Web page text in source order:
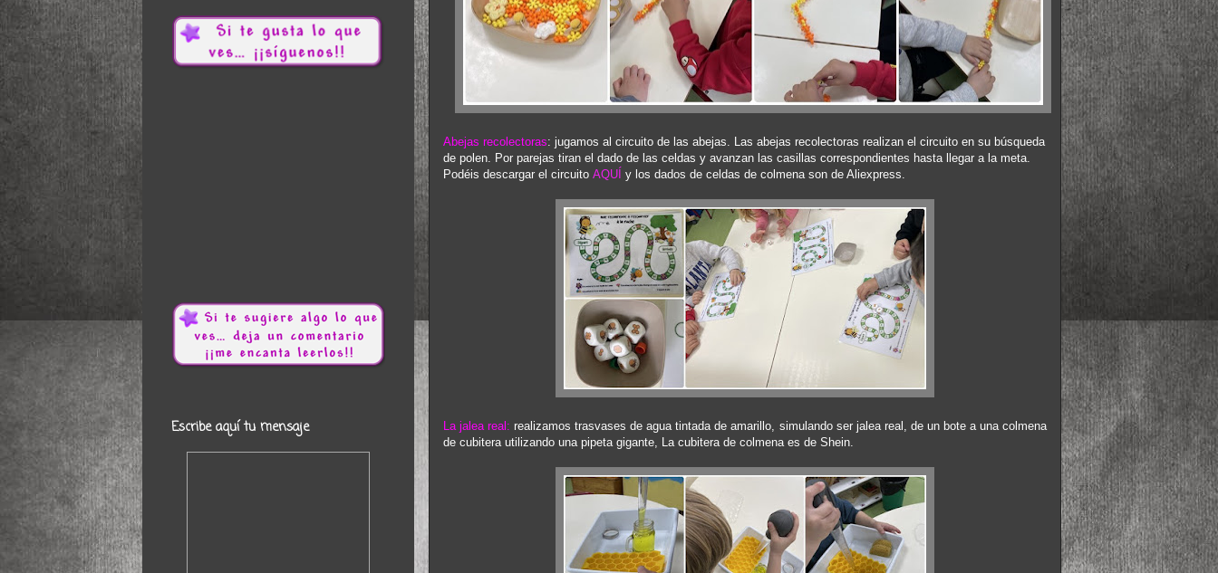
Abejas recolectoras: jugamos al circuito de las abejas. Las abejas recolectoras realizan el circuito en su búsqueda
de polen. Por parejas tiran el dado de las celdas y avanzan las casillas correspondientes hasta llegar a la meta.
Podéis descargar el circuito AQUÍ y los dados de celdas de colmena son de Aliexpress.
La jalea real: realizamos trasvases de agua tintada de amarillo, simulando ser jalea real, de un bote a una colmena
de cubitera utilizando una pipeta gigante, La cubitera de colmena es de Shein.
Escribe aquí tu mensaje